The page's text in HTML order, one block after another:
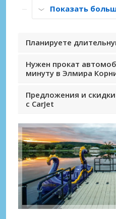
Показать
Планируете
Нужен прокат
минуту в Элмира
Предложения и
с CarJet